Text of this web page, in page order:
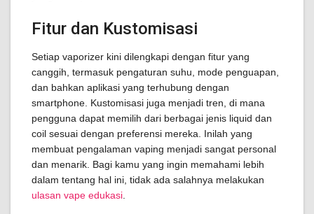
Fitur dan Kustomisasi
Setiap vaporizer kini dilengkapi dengan fitur yang
canggih, termasuk pengaturan suhu, mode penguapan,
dan bahkan aplikasi yang terhubung dengan
smartphone. Kustomisasi juga menjadi tren, di mana
pengguna dapat memilih dari berbagai jenis liquid dan
coil sesuai dengan preferensi mereka. Inilah yang
membuat pengalaman vaping menjadi sangat personal
dan menarik. Bagi kamu yang ingin memahami lebih
dalam tentang hal ini, tidak ada salahnya melakukan
ulasan vape edukasi